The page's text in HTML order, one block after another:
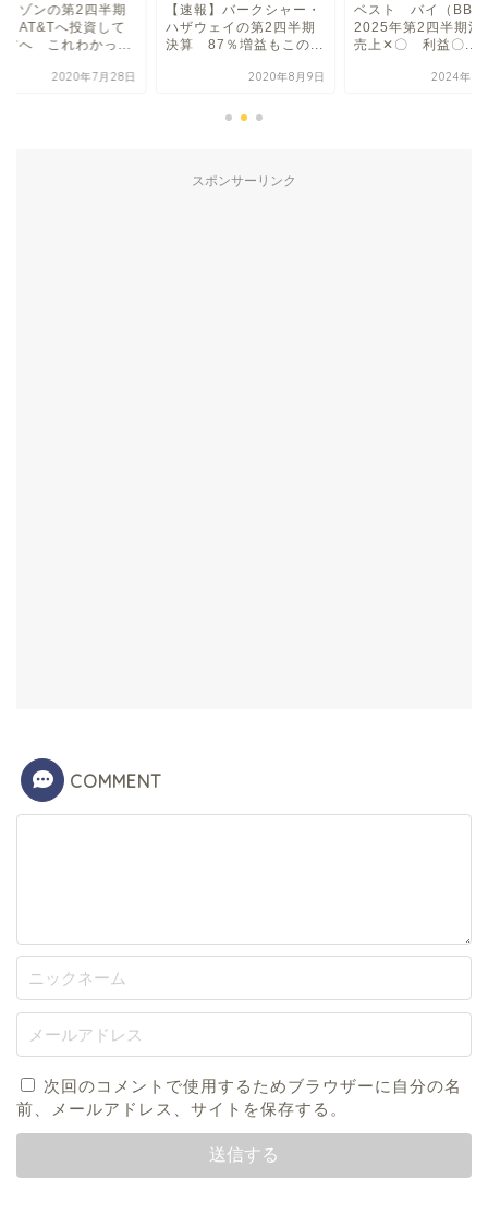
イゾンの第2四半期
AT&Tへ投資して
方へ これわかっ...
2020年7月28日
【速報】バークシャー・
ハザウェイの第2四半期
決算 87％増益もこの...
2020年8月9日
ベスト バイ（BBY
2025年第2四半期
売上✕〇 利益〇...
2024年8
スポンサーリンク
COMMENT
次回のコメントで使用するためブラウザーに自分の名
前、メールアドレス、サイトを保存する。